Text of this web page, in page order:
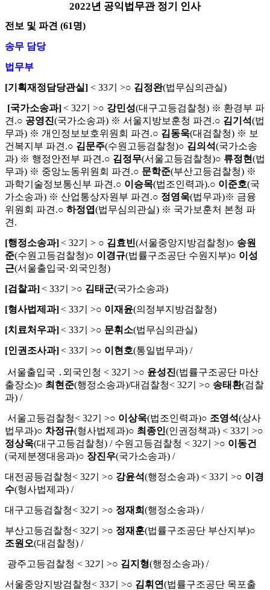
2022년 공익법무관 정기 인사
전보 및 파견 (61명)
송무 담당
법무부
[기획재정담당관실] < 33기 >○ 김정완(법무심의관실)
[국가소송과]< 32기 >○ 강민성(대구고등검찰청) ※ 환경부 파
견 .○ 공영진(국가소송과) ※ 서울지방보훈청 파견 .○ 김기석(법
무과) ※ 개인정보보호위원회 파견 .○ 김동욱(대검찰청) ※ 보
건복지부 파견 .○ 김문주(수원고등검찰청)○ 김의석(국가소송
과) ※ 행정안전부 파견 .○ 김정무(서울고등검찰청)○ 류정현(법
무과) ※ 중앙노동위원회 파견 .○ 문학준(부산고등검찰청) ※
과학기술정보통신부 파견 .○ 이승목(법조인력과).○ 이준호(국
가소송과) ※ 산업통상자원부 파견 .○ 정영욱(법무과)※ 금융
위원회 파견 .○ 하정엽(법무심의관실) ※ 국가보훈처 본청 파
견 .
[행정소송과]< 32기 > ○ 김효빈(서울중앙지방검찰청)○ 송원
준(수원고등검찰청)○ 이경규(법률구조공단 수원지부)○ 이성
근(서울출입국·외국인청)
[검찰과]< 33기 >○ 김태군(국가소송과)
[형사법제과]< 33기 >○ 이재윤(의정부지방검찰청)
[치료처우과]< 33기 >○ 문휘소(법무심의관실)
[인권조사과]< 33기 >○ 이현호(통일법무과) /
서울출입국 ․ 외국인청 < 32기 >○ 윤성진(법률구조공단 마산
출장소)○ 최현준(행정소송과)/대검찰청< 32기 >○ 송태환(검찰
과) /
서울고등검찰청< 32기 >○ 이상욱(법조인력과)○ 조영석(상사
법무과)○ 차정규(형사법제과)○ 최종인(인권정책과) < 33기 >○
정상욱(대구고등검찰청) / 수원고등검찰청 < 32기 >○ 이동건
(국제분쟁대응과)○ 장진우(국가소송과) /
대전공등검찰청< 32기 >○ 강윤석(행정소송과) < 33기 >○ 이경
수(형사법제과) /
대구고등검찰청< 32기 >○ 정재희 (행정소송과) /
부산고등검찰청< 32기 >○ 정재훈(법률구조공단 부산지부)○
조원오(대검찰청) /
광주고등검찰청 < 32기 >○ 김지형(행정소송과) /
서울중앙지방검찰청< 33기 >○ 김휘연(법률구조공단 목포출